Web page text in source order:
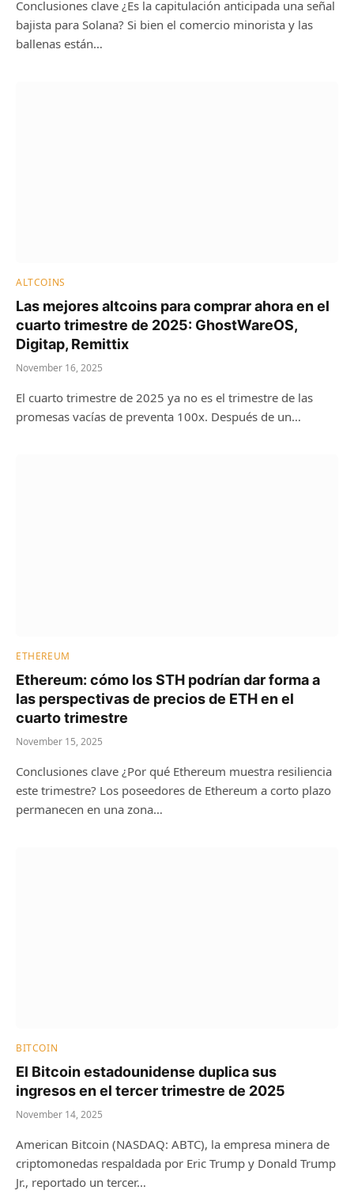
Conclusiones clave ¿Es la capitulación anticipada una señal
bajista para Solana? Si bien el comercio minorista y las
ballenas están…
ALTCOINS
Las mejores altcoins para comprar ahora en el
cuarto trimestre de 2025: GhostWareOS,
Digitap, Remittix
November 16, 2025
El cuarto trimestre de 2025 ya no es el trimestre de las
promesas vacías de preventa 100x. Después de un…
ETHEREUM
Ethereum: cómo los STH podrían dar forma a
las perspectivas de precios de ETH en el
cuarto trimestre
November 15, 2025
Conclusiones clave ¿Por qué Ethereum muestra resiliencia
este trimestre? Los poseedores de Ethereum a corto plazo
permanecen en una zona…
BITCOIN
El Bitcoin estadounidense duplica sus
ingresos en el tercer trimestre de 2025
November 14, 2025
American Bitcoin (NASDAQ: ABTC), la empresa minera de
criptomonedas respaldada por Eric Trump y Donald Trump
Jr., reportado un tercer…